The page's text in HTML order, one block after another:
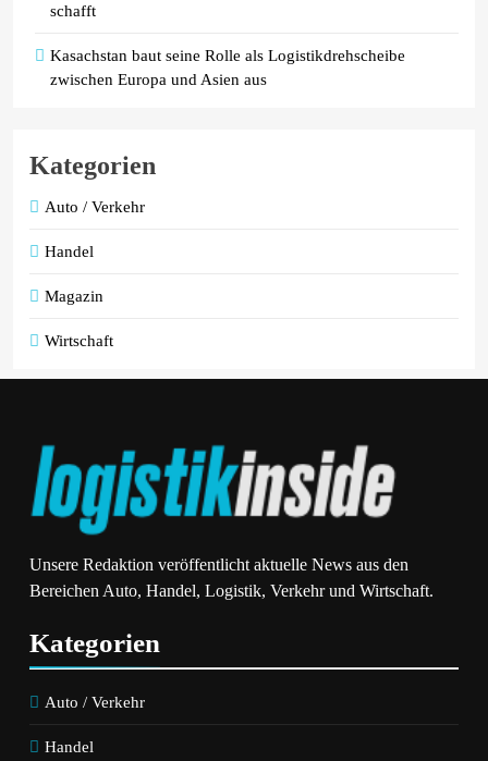
schafft
Kasachstan baut seine Rolle als Logistikdrehscheibe
zwischen Europa und Asien aus
Kategorien
Auto / Verkehr
Handel
Magazin
Wirtschaft
Unsere Redaktion veröffentlicht aktuelle News aus den
Bereichen Auto, Handel, Logistik, Verkehr und Wirtschaft.
Kategorien
Auto / Verkehr
Handel